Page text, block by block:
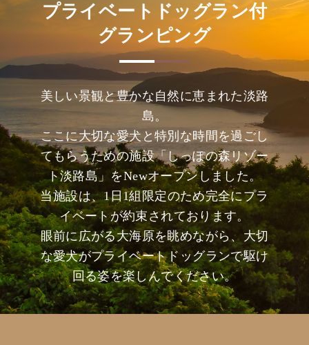
プライベートドッグラン付
グランピング
美しい景観と豊かな自然に恵まれた淡路
島。
ここに大切な愛犬と特別な時間を過ごし
てもらうための施設「しっぽの森リゾー
ト淡路島」をNewオープンしました。
当施設は、1日1組限定のため完全にプラ
イベートが約束されております。
眼前に広がる大海原を眺めながら、大切
な愛犬がプライベートドッグランで駆け
回る姿を楽しんでください。